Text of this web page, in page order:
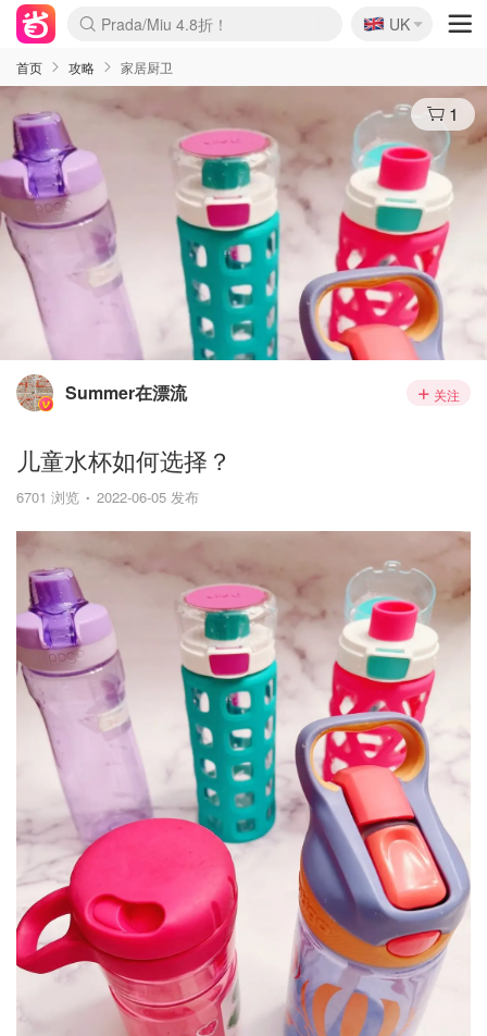
麦卢卡蜂蜜夏促！个位数！
Prada/Miu 4.8折！
啥？必胜客披萨5折！
🇬🇧
UK
首页 攻略 家居厨卫
1
Summer在漂流 关注
儿童水杯如何选择？
6701 浏览 2022-06-05 发布